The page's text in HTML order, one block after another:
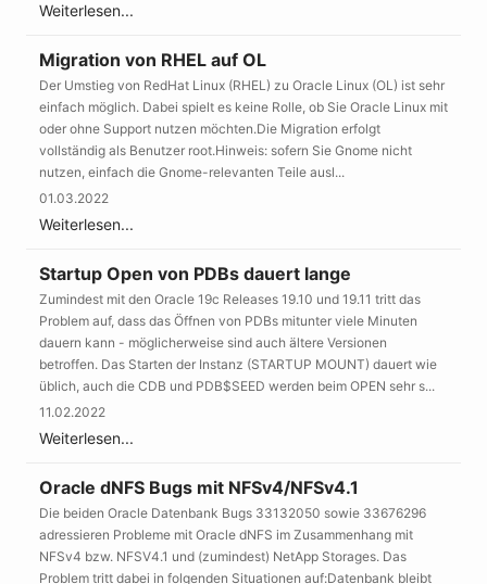
Weiterlesen...
Migration von RHEL auf OL
Der Umstieg von RedHat Linux (RHEL) zu Oracle Linux (OL) ist sehr
einfach möglich. Dabei spielt es keine Rolle, ob Sie Oracle Linux mit
oder ohne Support nutzen möchten.Die Migration erfolgt
vollständig als Benutzer root.Hinweis: sofern Sie Gnome nicht
nutzen, einfach die Gnome-relevanten Teile ausl...
01.03.2022
Weiterlesen...
Startup Open von PDBs dauert lange
Zumindest mit den Oracle 19c Releases 19.10 und 19.11 tritt das
Problem auf, dass das Öffnen von PDBs mitunter viele Minuten
dauern kann - möglicherweise sind auch ältere Versionen
betroffen. Das Starten der Instanz (STARTUP MOUNT) dauert wie
üblich, auch die CDB und PDB$SEED werden beim OPEN sehr s...
11.02.2022
Weiterlesen...
Oracle dNFS Bugs mit NFSv4/NFSv4.1
Die beiden Oracle Datenbank Bugs 33132050 sowie 33676296
adressieren Probleme mit Oracle dNFS im Zusammenhang mit
NFSv4 bzw. NFSV4.1 und (zumindest) NetApp Storages. Das
Problem tritt dabei in folgenden Situationen auf:Datenbank bleibt